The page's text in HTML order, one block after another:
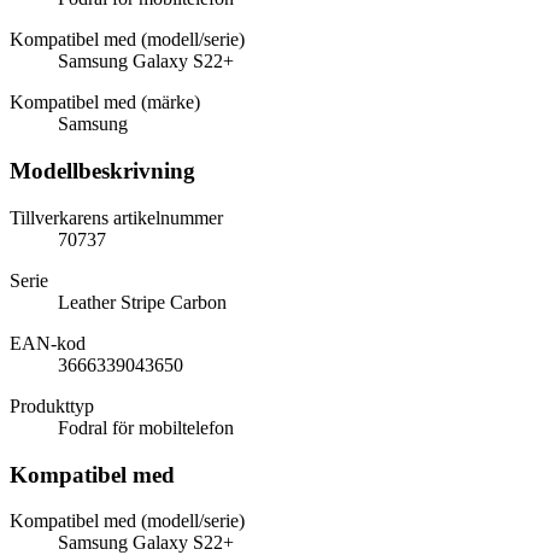
Kompatibel med (modell/serie)
Samsung Galaxy S22+
Kompatibel med (märke)
Samsung
Modellbeskrivning
Tillverkarens artikelnummer
70737
Serie
Leather Stripe Carbon
EAN-kod
3666339043650
Produkttyp
Fodral för mobiltelefon
Kompatibel med
Kompatibel med (modell/serie)
Samsung Galaxy S22+